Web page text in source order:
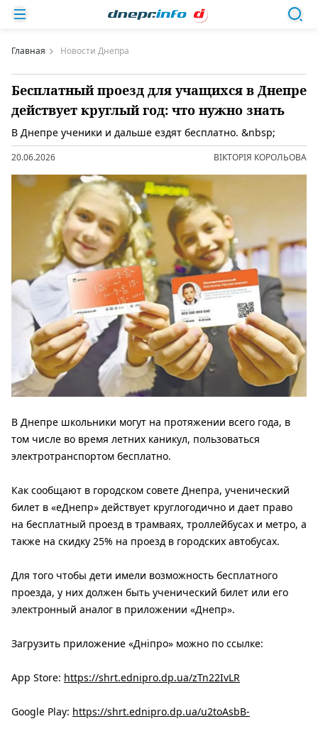
Главная Новости Днепра
Бесплатный проезд для учащихся в Днепре
действует круглый год: что нужно знать
В Днепре ученики и дальше ездят бесплатно. &nbsp;
20.06.2026 ВІКТОРІЯ КОРОЛЬОВА
В Днепре школьники могут на протяжении всего года, в
том числе во время летних каникул, пользоваться
электротранспортом бесплатно.
Как сообщают в городском совете Днепра, ученический
билет в «еДнепр» действует круглогодично и дает право
на бесплатный проезд в трамваях, троллейбусах и метро, ​​а
также на скидку 25% на проезд в городских автобусах.
Для того чтобы дети имели возможность бесплатного
проезда, у них должен быть ученический билет или его
электронный аналог в приложении «Днепр».
Загрузить приложение «Дніпро» можно по ссылке:
App Store: https://shrt.ednipro.dp.ua/zTn22IvLR
Google Play: https://shrt.ednipro.dp.ua/u2toAsbB-